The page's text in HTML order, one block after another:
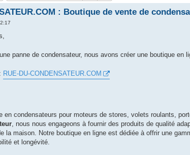
: Boutique de vente de
panne de condensateur, nous avons créer une boutique en
RUE-DU-CONDENSATEUR.COM
en condensateurs pour moteurs de stores, volets roulants,
, nous nous engageons à fournir des produits de qualité
la maison. Notre boutique en ligne est dédiée à offrir une
et longévité.